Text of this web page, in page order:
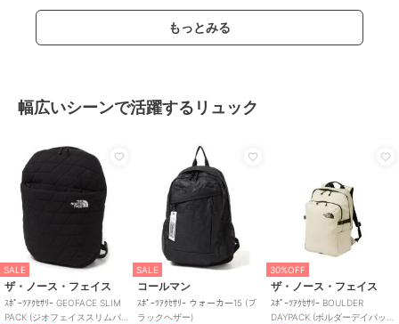
もっとみる
幅広いシーンで活躍するリュック
SALE
ザ・ノース・フェイス
ｽﾎﾟｰﾂｱｸｾｻﾘｰ GEOFACE SLIM
PACK (ジオフェイススリムパ
SALE
コールマン
ｽﾎﾟｰﾂｱｸｾｻﾘｰ ウォーカー15 (ブ
ラックヘザー)
30%OFF
ザ・ノース・フェイス
ｽﾎﾟｰﾂｱｸｾｻﾘｰ BOULDER
DAYPACK (ボルダーデイパッ